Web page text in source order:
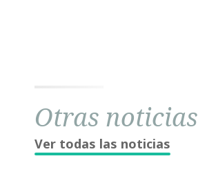
Otras noticias
Ver todas las noticias